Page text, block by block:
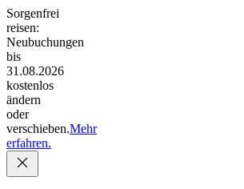
Sorgenfrei
reisen:
Neubuchungen
bis
31.08.2026
kostenlos
ändern
oder
verschieben.Mehr
erfahren.